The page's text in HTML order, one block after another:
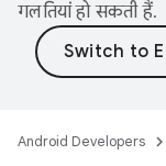
गलतियां हो सकती हैं.
Android Developers